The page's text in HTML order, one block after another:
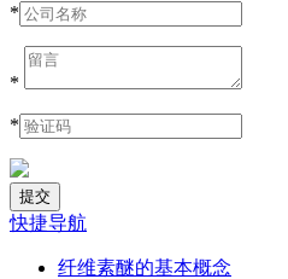
*
*
*
快捷导航
纤维素醚的基本概念